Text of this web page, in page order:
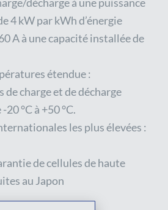
4 kW par kWh d’énergie
A à une capacité installée de
étendue :
de charge et de décharge
°C à +50 °C.
les plus élevées :
de cellules de haute
au Japon